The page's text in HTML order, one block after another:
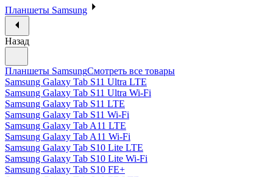
Планшеты Samsung
Назад
Планшеты SamsungСмотреть все товары
Samsung Galaxy Tab S11 Ultra LTE
Samsung Galaxy Tab S11 Ultra Wi-Fi
Samsung Galaxy Tab S11 LTE
Samsung Galaxy Tab S11 Wi-Fi
Samsung Galaxy Tab A11 LTE
Samsung Galaxy Tab A11 Wi-Fi
Samsung Galaxy Tab S10 Lite LTE
Samsung Galaxy Tab S10 Lite Wi-Fi
Samsung Galaxy Tab S10 FE+